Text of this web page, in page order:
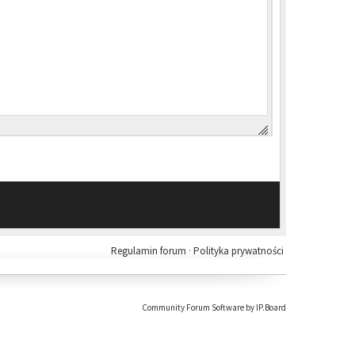
Polityka prywatności
Regulamin forum ·
Community Forum Software by IP.Board